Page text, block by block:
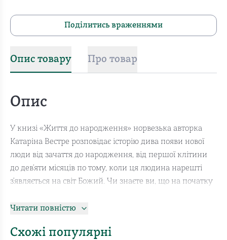
Поділитись враженнями
Опис товару Про товар
Опис
У книзі «Життя до народження» норвезька авторка
Катаріна Вестре розповідає історію дива появи нової
люди від зачаття до народження, від першої клітини
до дев’яти місяців по тому, коли ця людина нарешті
з’являється на світ Божий. Чи знаєте ви, що на початку
вагітна? Або те, що крихітний морської черв’як bonellia
будучи її особистим донором сперми? Це лише два з
Читати повністю
Схожі популярні